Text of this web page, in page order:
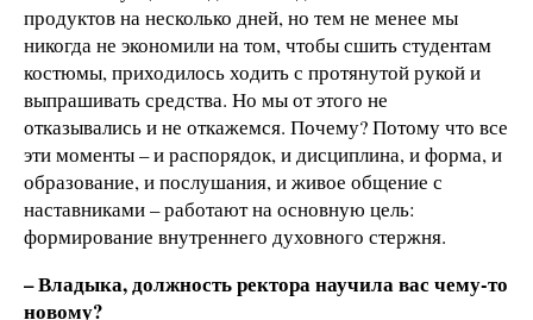
продуктов на несколько дней, но тем не менее мы
никогда не экономили на том, чтобы сшить студентам
костюмы, приходилось ходить с протянутой рукой и
выпрашивать средства. Но мы от этого не
отказывались и не откажемся. Почему? Потому что все
эти моменты – и распорядок, и дисциплина, и форма, и
образование, и послушания, и живое общение с
наставниками – работают на основную цель:
формирование внутреннего духовного стержня.
– Владыка, должность ректора научила вас чему-то
новому?